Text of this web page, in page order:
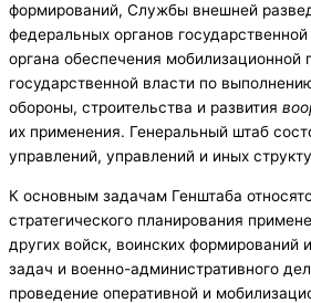
формирований, Службы внешней
федеральных органов
органа обеспечения мобилизационной
государственной власти по
обороны, строительства и развития
их применения. Генеральный штаб
управлений, управлений и иных
К основным задачам Генштаба
стратегического планирования
других войск, воинских формирований
задач и военно-административного
проведение оперативной и